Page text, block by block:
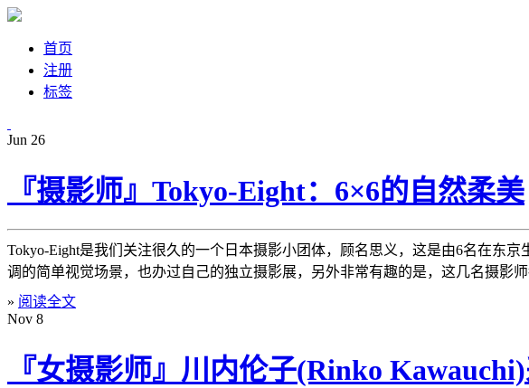
首页
注册
标签
Jun 26
『摄影师』Tokyo-Eight：6×6的自然柔美
Tokyo-Eight是我们关注很久的一个日本摄影小团体，顾名思义，这是由6名在东
调的简单视觉场景，也办过自己的独立摄影展，另外非常有趣的是，这几名摄影师
» 阅读全文
Nov 8
『女摄影师』川内伦子(Rinko